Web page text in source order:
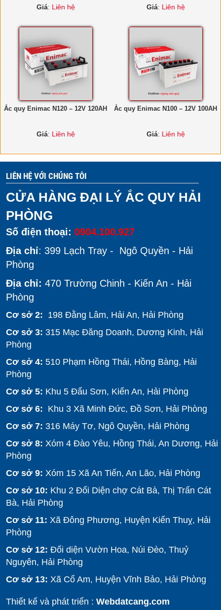
Giá: Liên hệ Giá: Liên hệ
Ắc quy Enimac N120 – 12V 120AH
Giá: Liên hệ
Ắc quy Enimac N100 – 12V 100AH
Giá: Liên hệ
LIÊN HỆ VỚI CHÚNG TÔI
CỬA HÀNG ĐẠI LÝ ẮC QUY HẢI
PHÒNG
Số điện thoại: 0904.100.927
Địa chỉ: 399 Lạch Tray - Ngô Quyền - Hải
Phòng
Địa chỉ: 470 Trường Chinh - Kiến An - Hải
Phòng
Cơ sở 2: 198 Đằng Lâm, Hải An, Hải Phòng
Cơ sở 3: 315 Mạc Đăng Doanh, Dương Kinh, Hải
Phòng
Cơ sở 4: 510 Phạm Hồng Thái, Hồng Bàng, Hải
Phòng
Cơ sở 5: Khu 5 Đẩu Sơn, Kiến An, Hải Phòng
Cơ sở 6: Khu 3 Xã Minh Đức, Đồ Sơn, Hải Phòng
Cơ sở 7: 316 Máy Tơ, Ngô Quyền, Hải Phòng
Cơ sở 8: Xóm 4 Đào Yêu, Hồng Thái, An Dương, Hải
Phòng
Cơ sở 9: Xóm 15 Xã An Tiến, An Lão, Hải Phòng
Cơ sở 10: Khu 2 Đối Diện chợ Cát Bà, Thị Trấn Cát
Bà, Hải Phòng
Cơ sở 11: Xã Đông Phương, Huyện Kiến Thuỵ, Hải
Phòng
Cơ sở 12: Đối diện Vườn Hoa, Núi Đèo, Thuỷ
Nguyên, Hải Phòng
Cơ sở 13: Xã Cổ Am, Huyện Vĩnh Bảo, Hải Phòng
Thiết kế và phát triển : Webdatcang.com